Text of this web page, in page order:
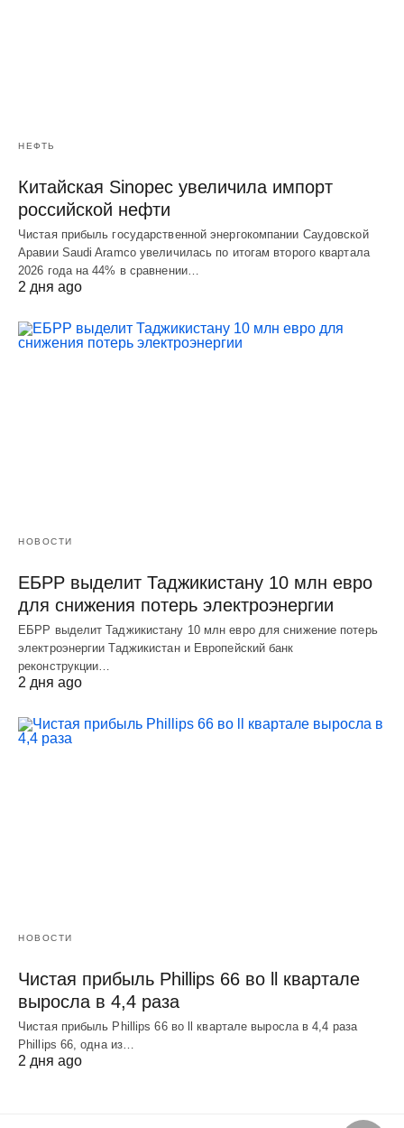
НЕФТЬ
Китайская Sinopec увеличила импорт
российской нефти
Чистая прибыль государственной энергокомпании Саудовской
Аравии Saudi Aramco увеличилась по итогам второго квартала
2026 года на 44% в сравнении…
2 дня ago
НОВОСТИ
ЕБРР выделит Таджикистану 10 млн евро
для снижения потерь электроэнергии
ЕБРР выделит Таджикистану 10 млн евро для снижение потерь
электроэнергии Таджикистан и Европейский банк
реконструкции…
2 дня ago
НОВОСТИ
Чистая прибыль Phillips 66 во ll квартале
выросла в 4,4 раза
Чистая прибыль Phillips 66 во ll квартале выросла в 4,4 раза
Phillips 66, одна из…
2 дня ago